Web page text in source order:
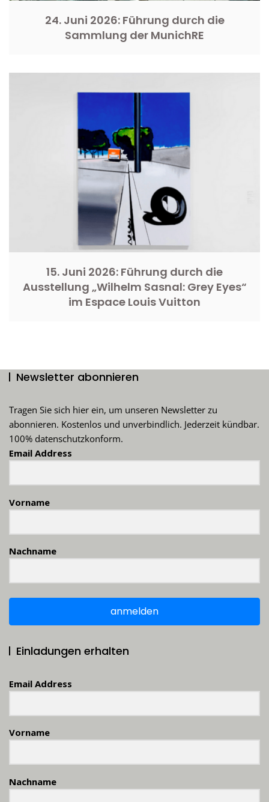
24. Juni 2026: Führung durch die
Sammlung der MunichRE
15. Juni 2026: Führung durch die
Ausstellung „Wilhelm Sasnal: Grey Eyes“
im Espace Louis Vuitton
Newsletter abonnieren
Tragen Sie sich hier ein, um unseren Newsletter zu
abonnieren. Kostenlos und unverbindlich. Jederzeit kündbar.
100% datenschutzkonform.
Email Address
Vorname
Nachname
anmelden
Einladungen erhalten
Email Address
Vorname
Nachname